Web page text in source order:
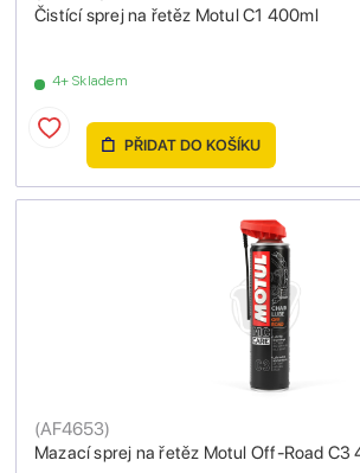
Čistící sprej na řetěz Motul C1 400ml
4+ Skladem
PŘIDAT DO KOŠÍKU
Mazací sprej na řetěz Motul Off-Road C3
(AF4653)